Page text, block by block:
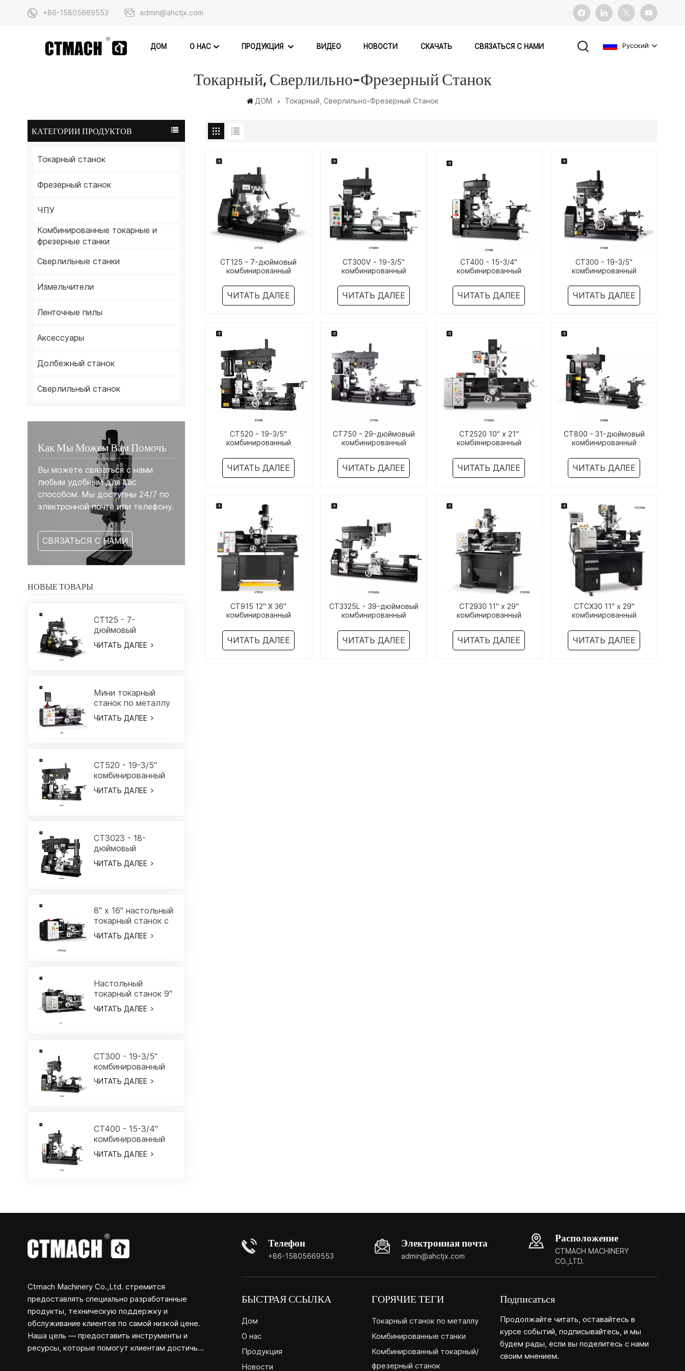
+86-15805669553 admin@ahctjx.com
ДОМ О НАС ПРОДУКЦИЯ ВИДЕО НОВОСТИ СКАЧАТЬ СВЯЗАТЬСЯ С НАМИ Pусский
Токарный, Сверлильно-Фрезерный Станок
ДОМ Токарный, Сверлильно-Фрезерный Станок
КАТЕГОРИИ ПРОДУКТОВ
Токарный станок
Фрезерный станок
ЧПУ
Комбинированные токарные и
фрезерные станки
Сверлильные станки
Измельчители
Ленточные пилы
Аксессуары
Долбежный станок
Сверлильный станок
Как Мы Можем Вам Помочь
Вы можете связаться с нами
любым удобным для вас
способом. Мы доступны 24/7 по
электронной почте или телефону.
СВЯЗАТЬСЯ С НАМИ
НОВЫЕ ТОВАРЫ
CT125 - 7-
дюймовый
комбинированный
токарный/
ЧИТАТЬ ДАЛЕЕ
Мини токарный
станок по металлу
7" x 12"-18C
ЧИТАТЬ ДАЛЕЕ
CT520 - 19-3/5"
комбинированный
токарный/
фрезерный станок
ЧИТАТЬ ДАЛЕЕ
CT3023 - 18-
дюймовый
комбинированный
токарный станок с
ЧИТАТЬ ДАЛЕЕ
8" x 16" настольный
токарный станок с
переменной
скоростью - CT2140
ЧИТАТЬ ДАЛЕЕ
Настольный
токарный станок 9"
x 18" - C21
ЧИТАТЬ ДАЛЕЕ
CT300 - 19-3/5"
комбинированный
токарный/
фрезерный станок
ЧИТАТЬ ДАЛЕЕ
CT400 - 15-3/4"
комбинированный
токарный/
фрезерный станок
ЧИТАТЬ ДАЛЕЕ
CT125 - 7-дюймовый
комбинированный
станок
ЧИТАТЬ ДАЛЕЕ
CT300V - 19-3/5"
комбинированный
станок
ЧИТАТЬ ДАЛЕЕ
CT400 - 15-3/4"
комбинированный
станок
ЧИТАТЬ ДАЛЕЕ
CT300 - 19-3/5"
комбинированный
станок
ЧИТАТЬ ДАЛЕЕ
CT520 - 19-3/5"
комбинированный
станок
ЧИТАТЬ ДАЛЕЕ
CT750 - 29-дюймовый
комбинированный
станок
ЧИТАТЬ ДАЛЕЕ
CT2520 10" x 21"
комбинированный
станок с переменной
скоростью
ЧИТАТЬ ДАЛЕЕ
CT800 - 31-дюймовый
комбинированный
станок
ЧИТАТЬ ДАЛЕЕ
CT915 12" X 36"
комбинированный
станок для оружейной
мастерской
ЧИТАТЬ ДАЛЕЕ
CT3325L - 39-дюймовый
комбинированный
станок с цифровым
считыванием
ЧИТАТЬ ДАЛЕЕ
CT2930 11" x 29"
комбинированный
станок с переменной
скоростью
ЧИТАТЬ ДАЛЕЕ
CTCX30 11" x 29"
комбинированный
станок с переменной
скоростью
ЧИТАТЬ ДАЛЕЕ
Ctmach Machinery Co.,Ltd. стремится
предоставлять специально разработанные
продукты, техническую поддержку и
обслуживание клиентов по самой низкой цене.
Наша цель — предоставить инструменты и
ресурсы, которые помогут клиентам достичь
Телефон
+86-15805669553
Электронная почта
admin@ahctjx.com
Расположение
CTMACH MACHINERY
CO.,LTD.
БЫСТРАЯ ССЫЛКА
Дом
О нас
Продукция
Новости
ГОРЯЧИЕ ТЕГИ
Токарный станок по металлу
Комбинированные станки
Комбинированный токарный/
фрезерный станок
Подписаться
Продолжайте читать, оставайтесь в
курсе событий, подписывайтесь, и мы
будем рады, если вы поделитесь с нами
своим мнением.